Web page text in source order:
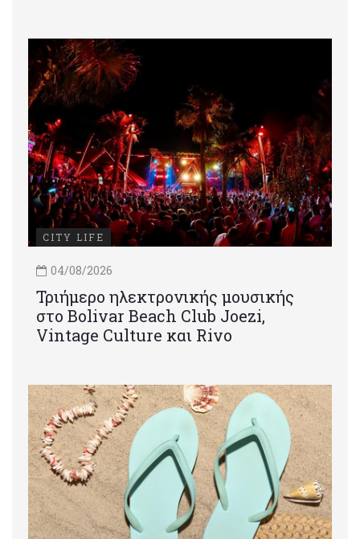
CITY LIFE
04/08/2026
Τριήμερο ηλεκτρονικής μουσικής
στο Bolivar Beach Club Joezi,
Vintage Culture και Rivo